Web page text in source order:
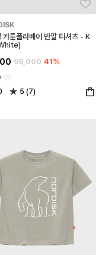
카툰폴라베어 반팔 티셔츠 - K
59,000 41%
5 (7)